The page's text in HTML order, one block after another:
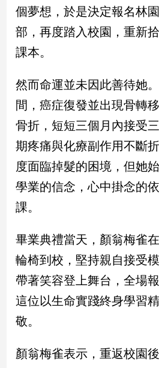
點
南
台
灣
點
娛
樂
娛
樂
聞
行/
時
尚
追
星
活
個夢想，於是決定報名林
部，再度踏入校園，重新
課本。
然而命運並未因此善待她
間，癌症復發並出現骨轉
骨折，短短三個月內接受
期疼痛與化療副作用不斷
度面臨掉髮的困境，但她
學業的信念，心中掛念的
課。
畢業典禮當天，顏翁梅雀
輪椅到校，堅持親自接受
帶著笑容登上舞台，全場
這位以生命實踐終身學習
敬。
顏翁梅雀表示，重返校園